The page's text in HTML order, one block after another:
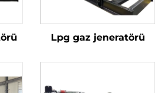
Lpg gaz jeneratörü